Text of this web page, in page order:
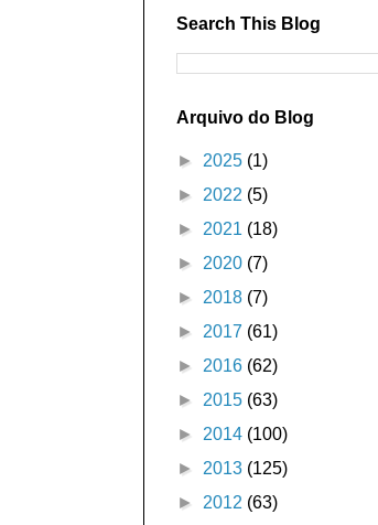
Search This Blog
Arquivo do Blog
► 2025 (1)
► 2022 (5)
► 2021 (18)
► 2020 (7)
► 2018 (7)
► 2017 (61)
► 2016 (62)
► 2015 (63)
► 2014 (100)
► 2013 (125)
► 2012 (63)